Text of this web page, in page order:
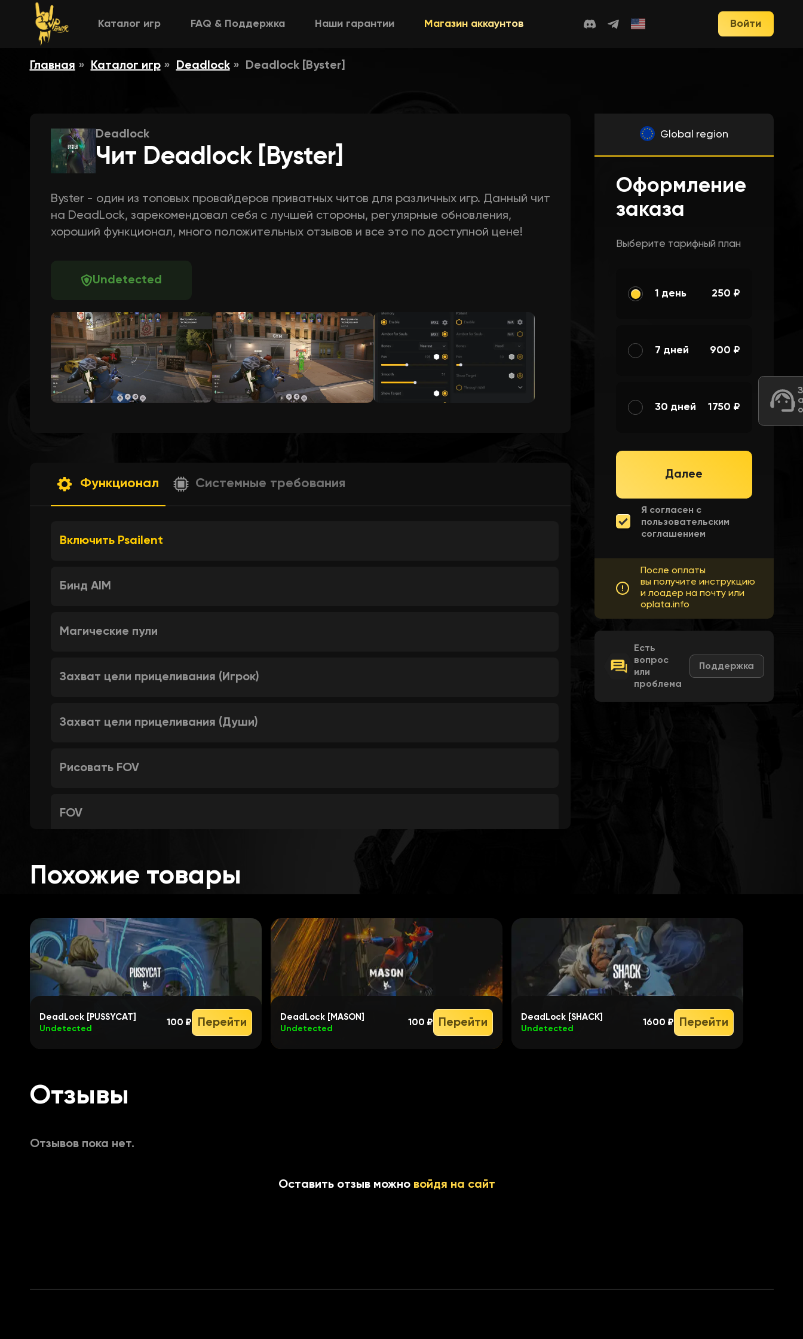
Каталог игр FAQ & Поддержка Наши гарантии Магазин аккаунтов Войти
Главная Каталог игр Deadlock Deadlock [Byster]
Deadlock
Чит Deadlock [Byster]
Byster - один из топовых провайдеров приватных читов для различных игр. Данный чит
на DeadLock, зарекомендовал себя с лучшей стороны, регулярные обновления,
хороший функционал, много положительных отзывов и все это по доступной цене!
Undetected
Функционал Системные требования
Включить Psailent
Бинд AIM
Магические пули
Захват цели прицеливания (Игрок)
Захват цели прицеливания (Души)
Рисовать FOV
FOV
Линии привязки
Показать HP
Global region
Оформление
заказа
Выберите тарифный план
1 день 250 ₽
7 дней 900 ₽
30 дней 1750 ₽
Далее
Я согласен с
пользовательским
соглашением
После оплаты
вы получите инструкцию
и лоадер на почту или
oplata.info
Есть
вопрос
или
проблема
Поддержка
Похожие товары
DeadLock [PUSSYCAT]
Undetected
100 ₽ Перейти DeadLock [MASON]
Undetected
100 ₽ Перейти DeadLock [SHACK]
Undetected
1600 ₽ Перейти
Отзывы
Отзывов пока нет.
Оставить отзыв можно войдя на сайт